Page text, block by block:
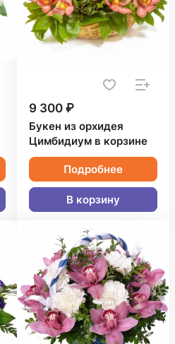
9 300 ₽
Букен из орхидея
Цимбидиум в корзине
Подробнее
В корзину